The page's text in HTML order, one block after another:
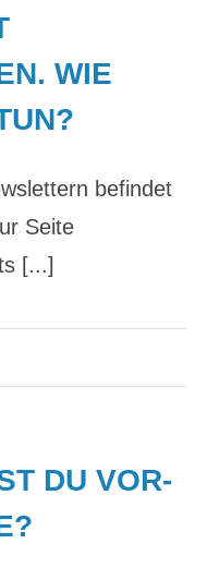
WIE
befindet
Seite
[...]
DU VOR-